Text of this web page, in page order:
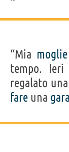
“Mia moglie
tempo.
regalato una
fare una gara